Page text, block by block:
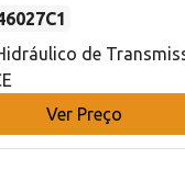
de
Ver Preço